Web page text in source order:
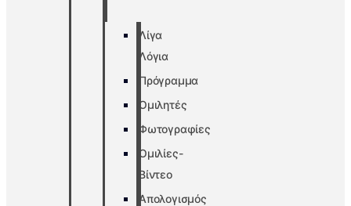
Λίγα
Λόγια
Πρόγραμμα
Ομιλητές
Φωτογραφίες
Ομιλίες-
Βίντεο
Απολογισμός